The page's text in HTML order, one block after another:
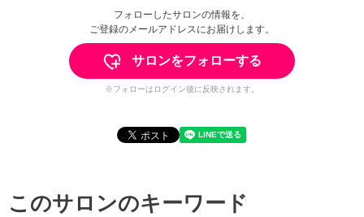
フォローしたサロンの情報を、
ご登録のメールアドレスにお届けします。
サロンをフォローする
※フォローはログイン後に反映されます。
このサロンのキーワード